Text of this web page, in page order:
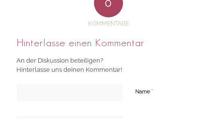
KOMMENTARE
Hinterlasse einen Kommentar
An der Diskussion beteiligen?
Hinterlasse uns deinen Kommentar!
Name *